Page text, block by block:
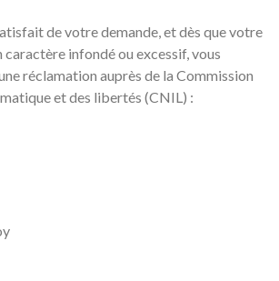
de votre demande, et dès que votre
caractère infondé ou excessif, vous
réclamation auprès de la Commission
et des libertés (CNIL) :